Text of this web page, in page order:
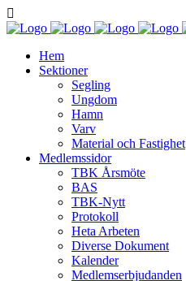
Hem
Sektioner
Segling
Ungdom
Hamn
Varv
Material och Fastighet
Medlemssidor
TBK Årsmöte
BAS
TBK-Nytt
Protokoll
Heta Arbeten
Diverse Dokument
Kalender
Medlemserbjudanden